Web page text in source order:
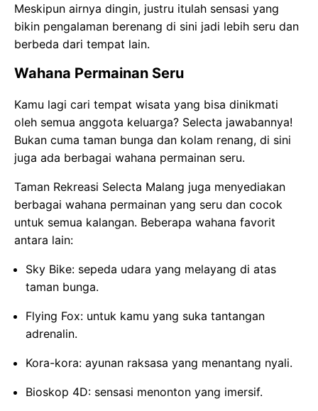
Meskipun airnya dingin, justru itulah sensasi yang
bikin pengalaman berenang di sini jadi lebih seru dan
berbeda dari tempat lain.
Wahana Permainan Seru
Kamu lagi cari tempat wisata yang bisa dinikmati
oleh semua anggota keluarga? Selecta jawabannya!
Bukan cuma taman bunga dan kolam renang, di sini
juga ada berbagai wahana permainan seru.
Taman Rekreasi Selecta Malang juga menyediakan
berbagai wahana permainan yang seru dan cocok
untuk semua kalangan. Beberapa wahana favorit
antara lain:
Sky Bike: sepeda udara yang melayang di atas
taman bunga.
Flying Fox: untuk kamu yang suka tantangan
adrenalin.
Kora-kora: ayunan raksasa yang menantang nyali.
Bioskop 4D: sensasi menonton yang imersif.